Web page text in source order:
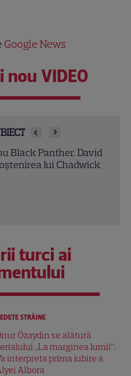
Google News
nou VIDEO
noul Ghost Rider din
Anunțul făcut la
pe fani
turci ai
STRĂINE
Özaydın se alătură
„La marginea lumii”.
interpreta prima iubire a
Albora